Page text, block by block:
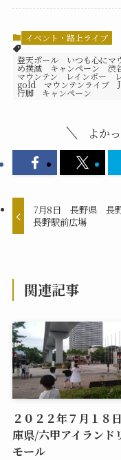
イベント・路上ライブ
登天ポール いつも心に
め撲滅 キャンペーン
マウンテン レインボー
gold マウンテンライブ
行脚 キャンペーン
よか
7月8日 長野県 長
長野駅前広場
関連記事
２０２２年７月１
庫県/六甲アイランド
モール